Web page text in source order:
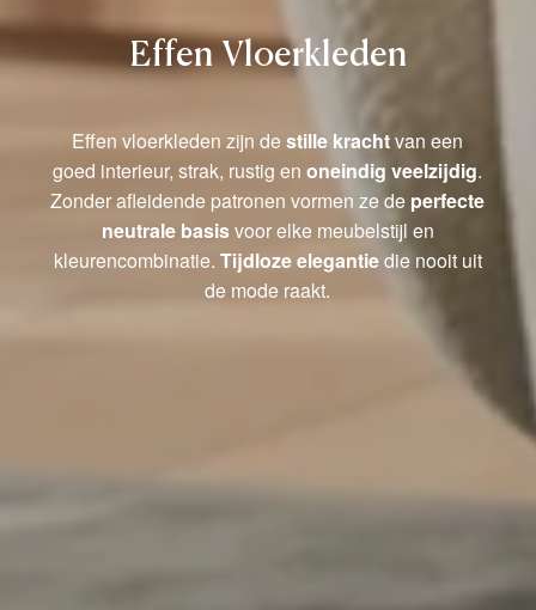
Effen Vloerkleden
Effen vloerkleden zijn destille krachtvan een
goed interieur, strak, rustig enoneindig veelzijdig.
Zonder afleidende patronen vormen ze de perfecte
neutrale basisvoor elke meubelstijl en
kleurencombinatie. Tijdloze elegantiedie nooit uit
de mode raakt.